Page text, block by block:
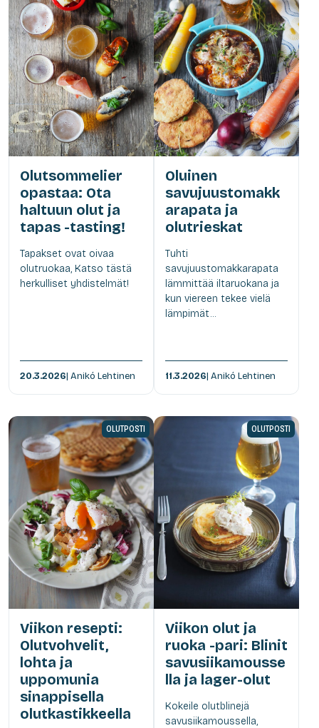
Olutsommelier
opastaa: Ota
haltuun olut ja
tapas -tasting!
Tapakset ovat oivaa
olutruokaa, Katso tästä
herkulliset yhdistelmät!
20.3.2026| Anikó Lehtinen
Oluinen
savujuustomakk
arapata ja
olutrieskat
Tuhti
savujuustomakkarapata
lämmittää iltaruokana ja
kun viereen tekee vielä
lämpimät...
11.3.2026| Anikó Lehtinen
OLUTPOSTI
Viikon resepti:
Olutvohvelit,
lohta ja
uppomunia
sinappisella
olutkastikkeella
OLUTPOSTI
Viikon olut ja
ruoka -pari: Blinit
savusiikamousse
lla ja lager-olut
Kokeile olutblinejä
savusiikamoussella,